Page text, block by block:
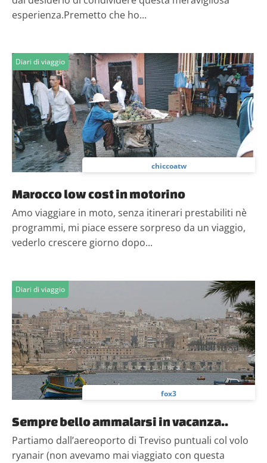
esperienza.Premetto che ho...
Diari di viaggio
chiccoatw
Marocco low cost in motorino
Amo viaggiare in moto, senza itinerari prestabiliti nè
programmi, mi piace essere sorpreso da un viaggio,
vederlo crescere giorno dopo...
Diari di viaggio
fox3
Sempre bello ammalarsi in vacanza..
Partiamo dall’aereoporto di Treviso puntuali col volo
ryanair (non avevamo mai viaggiato con questa